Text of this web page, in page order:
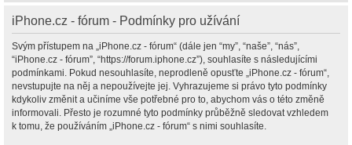
iPhone.cz - fórum - Podmínky pro užívání
Svým přístupem na „iPhone.cz - fórum“ (dále jen “my”, “naše”, “nás”,
“iPhone.cz - fórum”, “https://forum.iphone.cz”), souhlasíte s následujícími
podmínkami. Pokud nesouhlasíte, neprodleně opusťte „iPhone.cz - fórum“,
nevstupujte na něj a nepoužívejte jej. Vyhrazujeme si právo tyto podmínky
kdykoliv změnit a učiníme vše potřebné pro to, abychom vás o této změně
informovali. Přesto je rozumné tyto podmínky průběžně sledovat vzhledem
k tomu, že používáním „iPhone.cz - fórum“ s nimi souhlasíte.